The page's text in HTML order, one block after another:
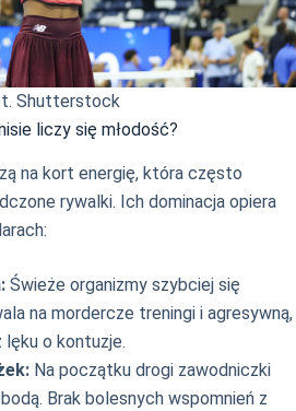
Shutterstock
liczy się młodość?
na kort energię, która często
rywalki. Ich dominacja opiera
Świeże organizmy szybciej się
na mordercze treningi i agresywną,
lęku o kontuzje.
Na początku drogi zawodniczki
Brak bolesnych wspomnień z